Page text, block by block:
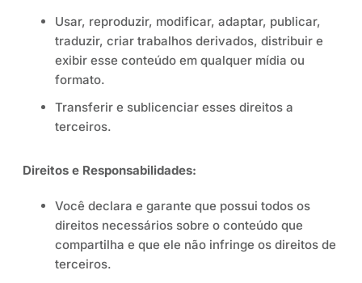
Usar, reproduzir, modificar, adaptar, publicar,
traduzir, criar trabalhos derivados, distribuir e
exibir esse conteúdo em qualquer mídia ou
formato.
Transferir e sublicenciar esses direitos a
terceiros.
Direitos e Responsabilidades:
Você declara e garante que possui todos os
direitos necessários sobre o conteúdo que
compartilha e que ele não infringe os direitos de
terceiros.